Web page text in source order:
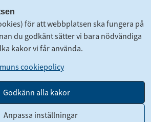
för att webbplatsen ska fungera på
du godkänt sätter vi bara nödvändiga
kakor vi får använda.
cookiepolicy
Godkänn alla kakor
Anpassa inställningar